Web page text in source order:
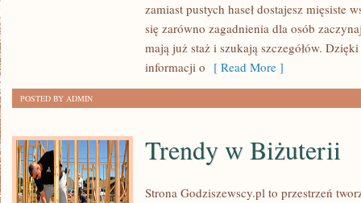
BUDOWIE
zamiast pustych haseł dostajesz mięsiste
się zarówno zagadnienia dla osób
mają już staż i szukają szczegółów.
informacji o [ Read More ]
POSTED BY ADMIN
Trendy w Biżuterii
Strona Godziszewscy.pl to przestrzeń